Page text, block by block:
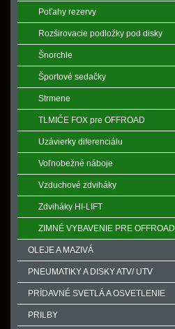
Poťahy rezervy
Rozširovacie podložky pod disky
Šnorchle
Športové sedačky
Strmene
TLMIČE FOX pre OFFROAD
Uzávierky diferenciálu
Voľnobežné náboje
Vzduchové zdviháky
Zdviháky HI-LIFT
ZIMNÉ VYBAVENIE PRE OFFROAD
OLEJE A MAZIVÁ
PNEUMATIKY A DISKY ATV/ UTV
PRÍDAVNÉ SVETLÁ A OSVETLENIE
PRILBY